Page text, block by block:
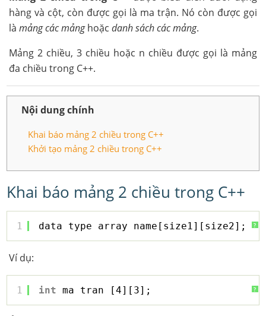
hàng và cột, còn được gọi là ma trận. Nó còn được gọi
là mảng các mảnghoặc danh sách các mảng.
Mảng 2 chiều, 3 chiều hoặc n chiều được gọi là mảng
đa chiều trong C++.
Nội dung chính
Khai báo mảng 2 chiều trong C++
Khởi tạo mảng 2 chiều trong C++
Khai báo mảng 2 chiều trong C++
?
1 data_type array_name[size1][size2];
Ví dụ:
?
1 int ma_tran [4][3];